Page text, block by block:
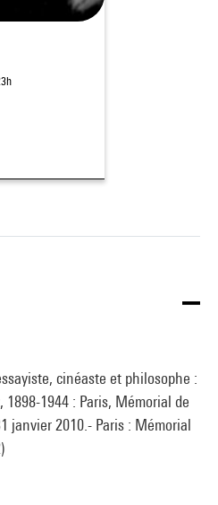
cinéaste et philosophe :
1944 : Paris, Mémorial de
janvier 2010.- Paris : Mémorial